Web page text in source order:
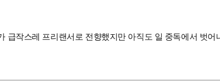
작스레 프리랜서로 전향했지만 아직도 일 중독에서 벗